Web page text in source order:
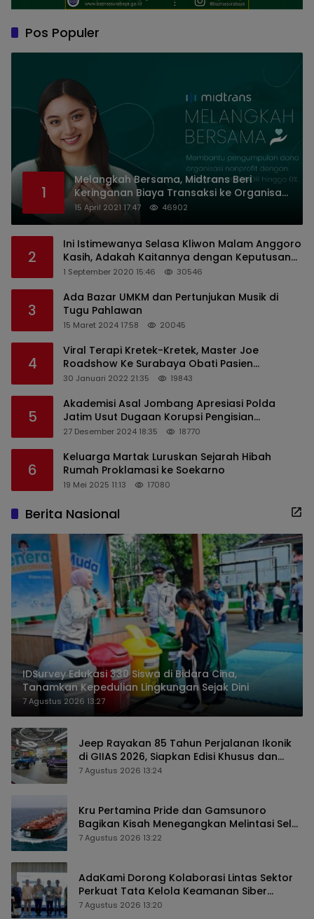
Pos Populer
1
Melangkah Bersama, Midtrans Beri
Keringanan Biaya Transaksi ke Organisasi
Nirlaba Indonesia
15 April 2021 17:47 46902
2
Ini Istimewanya Selasa Kliwon Malam Anggoro
Kasih, Adakah Kaitannya dengan Keputusan
PDIP?
1 September 2020 15:46 30546
3
Ada Bazar UMKM dan Pertunjukan Musik di
Tugu Pahlawan
15 Maret 2024 17:58 20045
4
Viral Terapi Kretek-Kretek, Master Joe
Roadshow Ke Surabaya Obati Pasien
Sekaligus Edukasi Masyarakat
30 Januari 2022 21:35 19843
5
Akademisi Asal Jombang Apresiasi Polda
Jatim Usut Dugaan Korupsi Pengisian
Perangkat Desa di Kediri
27 Desember 2024 18:35 18770
6
Keluarga Martak Luruskan Sejarah Hibah
Rumah Proklamasi ke Soekarno
19 Mei 2025 11:13 17080
Berita Nasional
IDSurvey Edukasi 330 Siswa di Bidara Cina,
Tanamkan Kepedulian Lingkungan Sejak Dini
7 Agustus 2026 13:27
Jeep Rayakan 85 Tahun Perjalanan Ikonik
di GIIAS 2026, Siapkan Edisi Khusus dan
Perkuat Pengalaman Pelanggan
7 Agustus 2026 13:24
Kru Pertamina Pride dan Gamsunoro
Bagikan Kisah Menegangkan Melintasi Selat
Hormuz di Tengah Konflik
7 Agustus 2026 13:22
AdaKami Dorong Kolaborasi Lintas Sektor
Perkuat Tata Kelola Keamanan Siber
Berbasis AI
7 Agustus 2026 13:20